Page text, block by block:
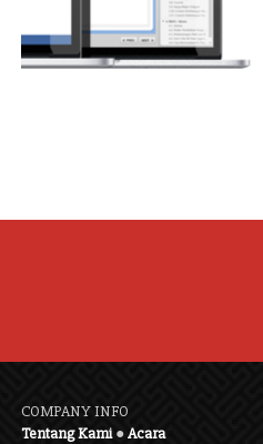
COMPANY INFO
Tentang Kami●Acara